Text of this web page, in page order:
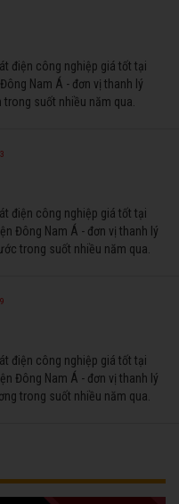
điện công nghiệp giá tốt tại
Nam Á - đơn vị thanh lý
suốt nhiều năm qua.
điện công nghiệp giá tốt tại
Đông Nam Á - đơn vị thanh lý
trong suốt nhiều năm qua.
điện công nghiệp giá tốt tại
Đông Nam Á - đơn vị thanh lý
trong suốt nhiều năm qua.